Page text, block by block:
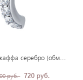
руб. 720 руб.